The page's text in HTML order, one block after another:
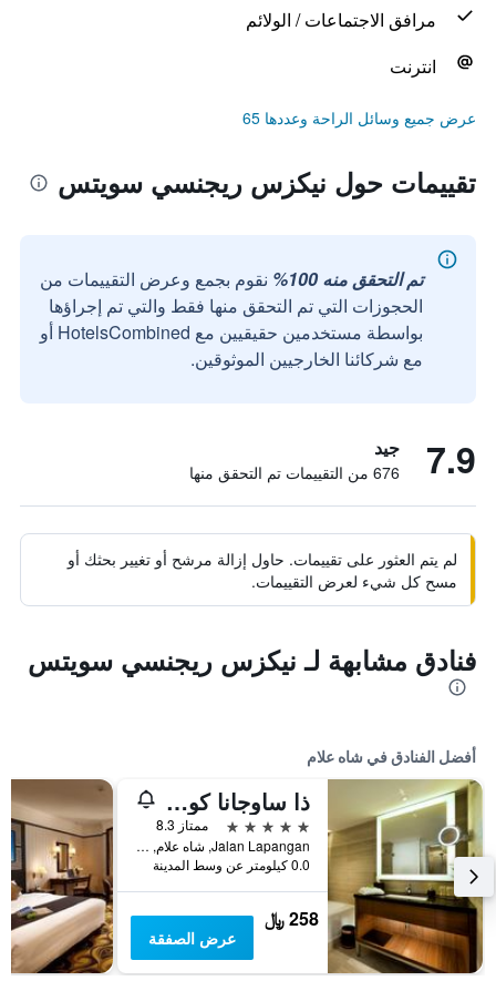
مرافق الاجتماعات / الولائم
انترنت
عرض جميع وسائل الراحة وعددها 65
تقييمات حول نيكزس ريجنسي سويتس
تم التحقق منه 100%
نقوم بجمع وعرض التقييمات من
الحجوزات التي تم التحقق منها فقط والتي تم إجراؤها
بواسطة مستخدمين حقيقيين مع HotelsCombined أو
مع شركائنا الخارجيين الموثوقين.
7.9 جيد
676 من التقييمات تم التحقق منها
لم يتم العثور على تقييمات. حاول إزالة مرشح أو تغيير بحثك أو
مسح كل شيء لعرض التقييمات.
فنادق مشابهة لـ نيكزس ريجنسي سويتس
أفضل الفنادق في شاه علام
ذا ساوجانا كوالالمبور
5 نجوم
ممتاز 8.3
Jalan Lapangan, شاه علام, ماليزيا
0.0 كيلومتر عن وسط المدينة
258 ﷼
عرض الصفقة